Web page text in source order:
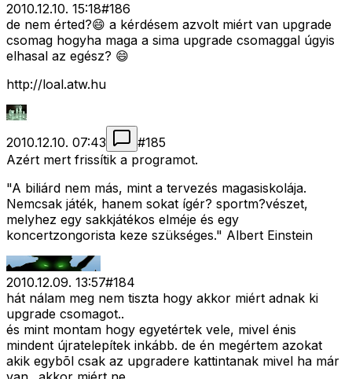
2010.12.10. 15:18#186
de nem érted?😄 a kérdésem azvolt miért van upgrade
csomag hogyha maga a sima upgrade csomaggal úgyis
elhasal az egész? 😄
http://loal.atw.hu
2010.12.10. 07:43 #185
Azért mert frissítik a programot.
"A biliárd nem más, mint a tervezés magasiskolája.
Nemcsak játék, hanem sokat ígér? sportm?vészet,
melyhez egy sakkjátékos elméje és egy
koncertzongorista keze szükséges." Albert Einstein
2010.12.09. 13:57#184
hát nálam meg nem tiszta hogy akkor miért adnak ki
upgrade csomagot..
és mint montam hogy egyetértek vele, mivel énis
mindent újratelepítek inkább. de én megértem azokat
akik egybõl csak az upgradere kattintanak mivel ha már